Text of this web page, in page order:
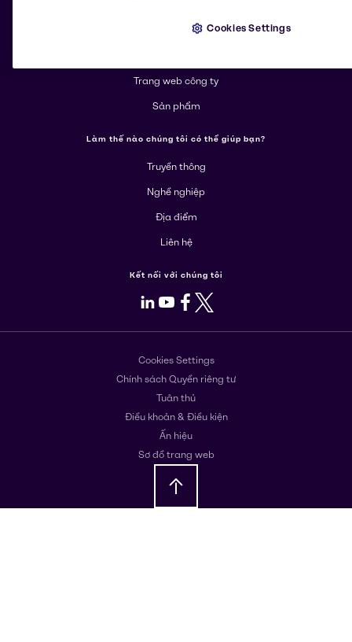
Tìm hiểu thêm về Brenntag
Trang web công ty
Sản phẩm
Làm thế nào chúng tôi có thể giúp bạn?
Truyền thông
Nghề nghiệp
Địa điểm
Liên hệ
Kết nối với chúng tôi
LinkedIn
Youtube
Facebook
X
Cookies Settings
Chính sách Quyền riêng tư
Tuân thủ
Điều khoản & Điều kiện
Ấn hiệu
Sơ đồ trang web
Cookies Settings